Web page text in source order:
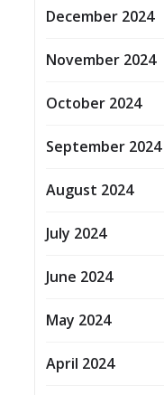
December 2024
November 2024
October 2024
September 2024
August 2024
July 2024
June 2024
May 2024
April 2024